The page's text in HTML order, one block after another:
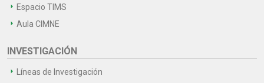
Espacio TIMS
Aula CIMNE
INVESTIGACIÓN
Líneas de Investigación